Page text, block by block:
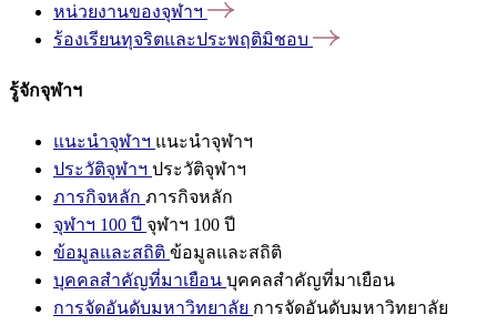
หน่วยงานของจุฬาฯ
ร้องเรียนทุจริตและประพฤติมิชอบ
รู้จักจุฬาฯ
แนะนำจุฬาฯ แนะนำจุฬาฯ
ประวัติจุฬาฯ ประวัติจุฬาฯ
ภารกิจหลัก ภารกิจหลัก
จุฬาฯ 100 ปี จุฬาฯ 100 ปี
ข้อมูลและสถิติ ข้อมูลและสถิติ
บุคคลสำคัญที่มาเยือน บุคคลสำคัญที่มาเยือน
การจัดอันดับมหาวิทยาลัย การจัดอันดับมหาวิทยาลัย